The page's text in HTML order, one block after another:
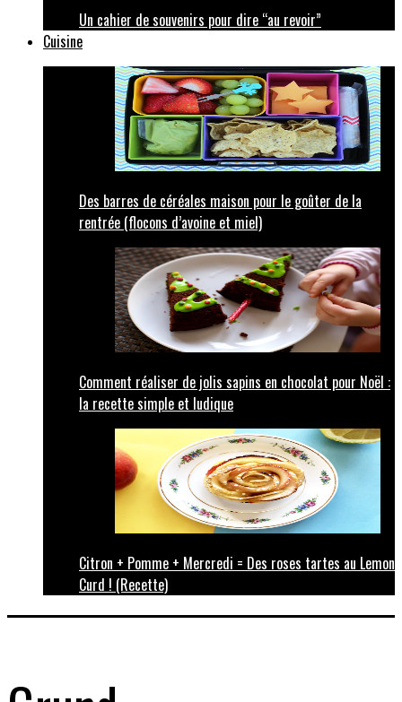
Un cahier de souvenirs pour dire “au revoir”
Cuisine
Des barres de céréales maison pour le goûter de la
rentrée (flocons d’avoine et miel)
Comment réaliser de jolis sapins en chocolat pour Noël :
la recette simple et ludique
Citron + Pomme + Mercredi = Des roses tartes au Lemon
Curd ! (Recette)